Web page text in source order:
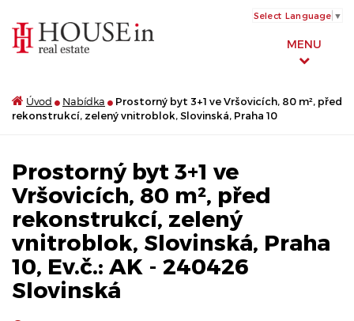
MENU
Select Language ▼
Úvod Nabídka
Prostorný byt 3+1 ve Vršovicích, 80 m², před
rekonstrukcí, zelený vnitroblok, Slovinská, Praha 10
Prostorný byt 3+1 ve
Vršovicích, 80 m², před
rekonstrukcí, zelený
vnitroblok, Slovinská, Praha
10, Ev.č.: AK - 240426
Slovinská